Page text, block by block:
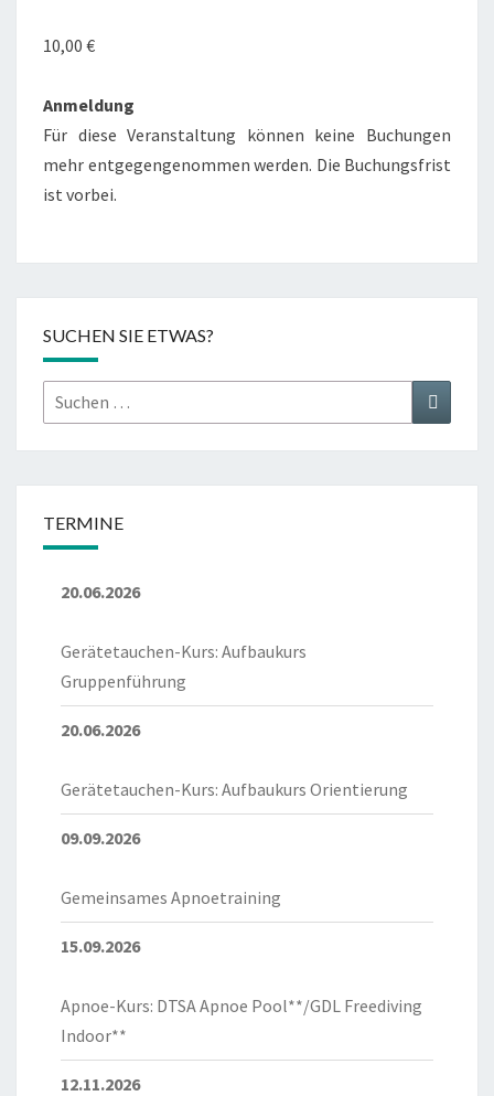
10,00 €
Anmeldung
Für diese Veranstaltung können keine Buchungen
mehr entgegengenommen werden. Die Buchungsfrist
ist vorbei.
SUCHEN SIE ETWAS?
Suchen
nach:
Suchen
TERMINE
20.06.2026
Gerätetauchen-Kurs: Aufbaukurs
Gruppenführung
20.06.2026
Gerätetauchen-Kurs: Aufbaukurs Orientierung
09.09.2026
Gemeinsames Apnoetraining
15.09.2026
Apnoe-Kurs: DTSA Apnoe Pool**/GDL Freediving
Indoor**
12.11.2026